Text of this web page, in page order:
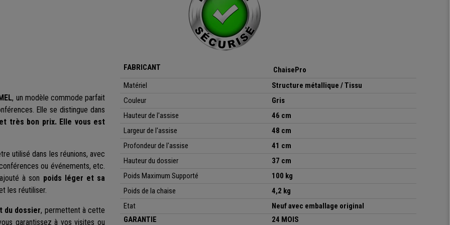
, un modèle commode parfait
Elle se distingue dans
très bon prix. Elle vous est
utilisé dans les réunions, avec
ou événements, etc.
à son poids léger et sa
les réutiliser.
du dossier, permettent à cette
garantissez à vos visites ou
FABRICANT
ChaisePro
Matériel
Structure métallique / Tissu
Couleur
Gris
Hauteur de l'assise
46 cm
Largeur de l'assise
48 cm
Profondeur de l'assise
41 cm
Hauteur du dossier
37 cm
Poids Maximum Supporté
100 kg
Poids de la chaise
4,2 kg
Etat
Neuf avec emballage original
GARANTIE
24 MOIS